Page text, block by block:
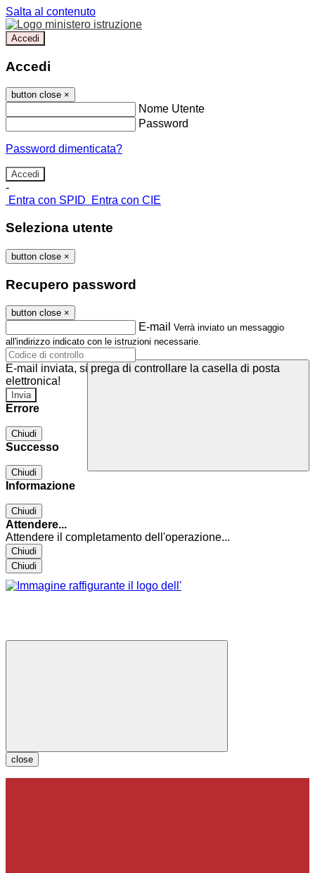
Salta al contenuto
Accedi
Accedi
button close ×
Nome Utente
Password
Password dimenticata?
-
Entra con SPID
Entra con CIE
Seleziona utente
button close ×
Recupero password
button close ×
E-mail Verrà inviato un messaggio
all'indirizzo indicato con le istruzioni necessarie.
E-mail inviata, si prega di controllare la casella di posta
elettronica!
Errore
Chiudi
Successo
Chiudi
Informazione
Chiudi
Attendere...
Attendere il completamento dell'operazione...
Chiudi
Chiudi
close